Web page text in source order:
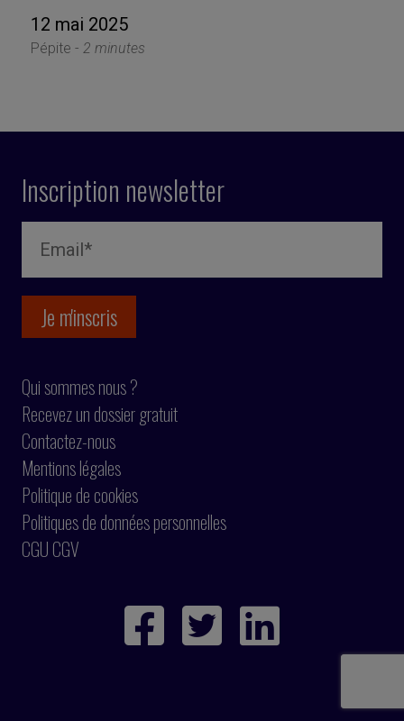
12 mai 2025
Pépite - 2 minutes
Inscription newsletter
Qui sommes nous ?
Recevez un dossier gratuit
Contactez-nous
Mentions légales
Politique de cookies
Politiques de données personnelles
CGU CGV